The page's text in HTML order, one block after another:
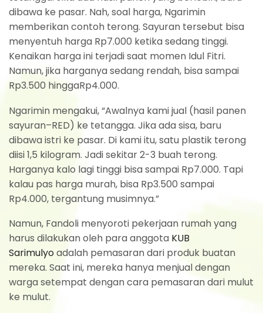
dibawa ke pasar. Nah, soal harga, Ngarimin
memberikan contoh terong. Sayuran tersebut bisa
menyentuh harga Rp7.000 ketika sedang tinggi.
Kenaikan harga ini terjadi saat momen Idul Fitri.
Namun, jika harganya sedang rendah, bisa sampai
Rp3.500 hinggaRp4.000.
Ngarimin mengakui, “Awalnya kami jual (hasil panen
sayuran–RED) ke tetangga. Jika ada sisa, baru
dibawa istri ke pasar. Di kami itu, satu plastik terong
diisi 1,5 kilogram. Jadi sekitar 2-3 buah terong.
Harganya kalo lagi tinggi bisa sampai Rp7.000. Tapi
kalau pas harga murah, bisa Rp3.500 sampai
Rp4.000, tergantung musimnya.”
Namun, Fandoli menyoroti pekerjaan rumah yang
harus dilakukan oleh para anggota KUB
Sarimulyoadalah pemasaran dari produk buatan
mereka. Saat ini, mereka hanya menjual dengan
warga setempat dengan cara pemasaran dari mulut
ke mulut.